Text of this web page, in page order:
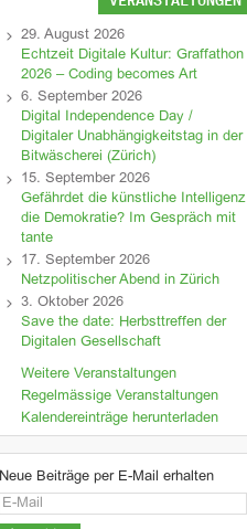
29. August 2026
Echtzeit Digitale Kultur: Graffathon
2026 – Coding becomes Art
6. September 2026
Digital Independence Day /
Digitaler Unabhängigkeitstag in der
Bitwäscherei (Zürich)
15. September 2026
Gefährdet die künstliche Intelligenz
die Demokratie? Im Gespräch mit
tante
17. September 2026
Netzpolitischer Abend in Zürich
3. Oktober 2026
Save the date: Herbsttreffen der
Digitalen Gesellschaft
Weitere Veranstaltungen
Regelmässige Veranstaltungen
Kalendereinträge herunterladen
Neue Beiträge per E-Mail erhalten